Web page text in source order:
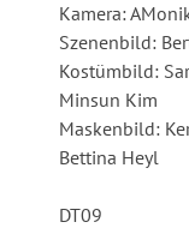
Kamera:
Szenenbild:
Kostümbild:
Minsun Kim
Maskenbild:
Bettina Heyl
DT09